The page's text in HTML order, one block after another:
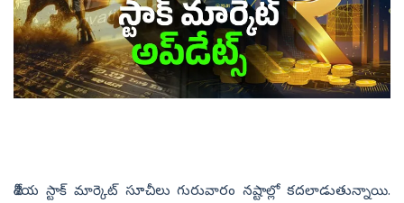
దేశీయ స్టాక్‌ మార్కెట్‌ సూచీలు గురువారం నష్టాల్లో కదలాడుతున్నాయి.